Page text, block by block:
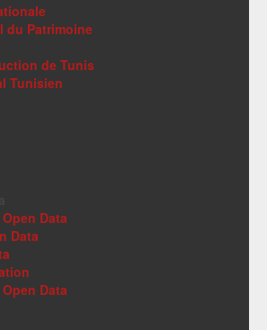
du Patrimoine
de Tunis
Tunisien
Data
Data
Data